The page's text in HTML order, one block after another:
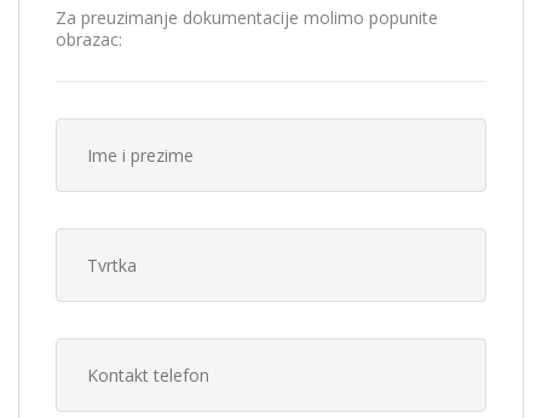
Za preuzimanje dokumentacije molimo popunite
obrazac: